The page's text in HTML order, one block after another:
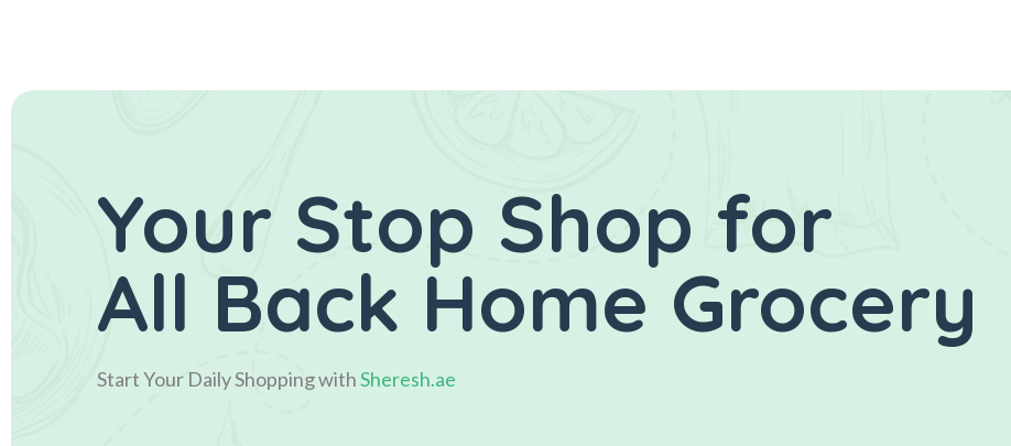
Your Stop Shop for
All Back Home Grocery
Start Your Daily Shopping withSheresh.ae